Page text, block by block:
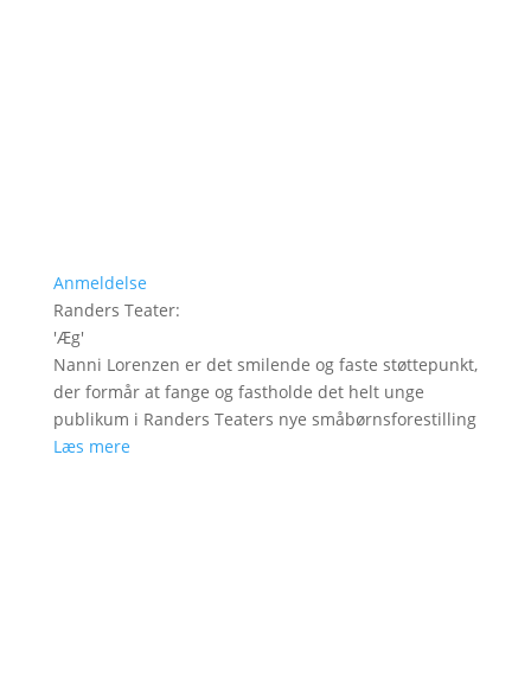
Anmeldelse
Randers Teater:
'Æg'
Nanni Lorenzen er det smilende og faste støttepunkt,
der formår at fange og fastholde det helt unge
publikum i Randers Teaters nye småbørnsforestilling
Læs mere